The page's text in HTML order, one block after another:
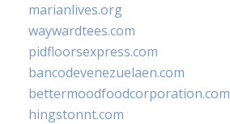
marianlives.org
waywardtees.com
pidfloorsexpress.com
bancodevenezuelaen.com
bettermoodfoodcorporation.com
hingstonnt.com